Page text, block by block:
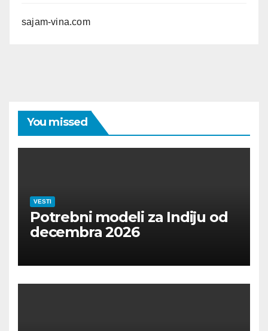
sajam-vina.com
You missed
VESTI
Potrebni modeli za Indiju od
decembra 2026